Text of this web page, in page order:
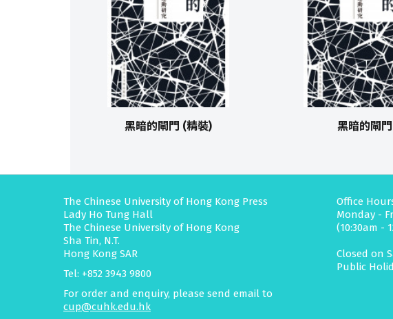
黑暗的閘門 (精裝) 黑暗的閘門
The Chinese University of Hong Kong Press
Lady Ho Tung Hall
The Chinese University of Hong Kong
Sha Tin, N.T.
Hong Kong SAR
Tel: +852 3943 9800
For order and enquiry, please send email to
cup@cuhk.edu.hk
Office
Monday -
(10:30am -
Closed on
Public